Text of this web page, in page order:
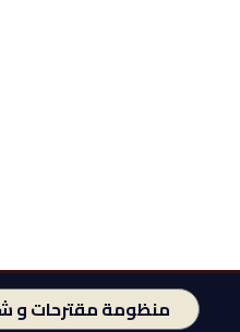
منظومة مقترحات و